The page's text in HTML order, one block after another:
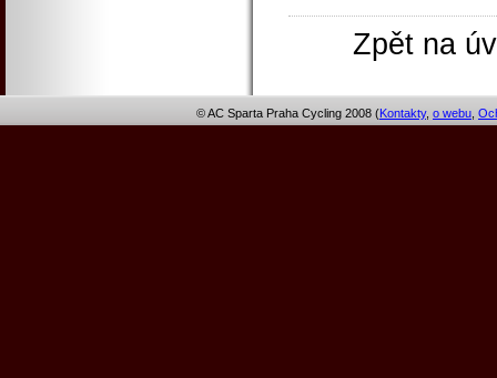
Zpět na
© AC Sparta Praha Cycling 2008 (Kontakty, o webu